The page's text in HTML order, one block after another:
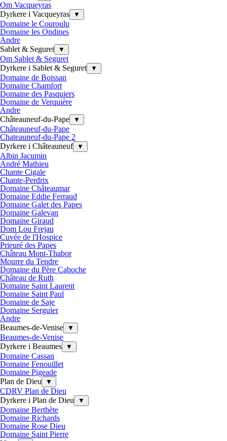
Om Vacqueyras
Dyrkere i Vacqueyras
▼
Domaine le Couroulu
Domaine les Ondines
Andre
Sablet & Seguret
▼
Om Sablet & Seguret
Dyrkere i Sablet & Seguret
▼
Domaine de Boissan
Domaine Chamfort
Domaine des Pasquiers
Domaine de Verquière
Andre
Châteauneuf-du-Pape
▼
Châteauneuf-du-Pape
Chateauneuf-du-Pape 2
Dyrkere i Châteauneuf
▼
Albin Jacumin
André Mathieu
Chante Cigale
Chante-Perdrix
Domaine Châteaumar
Domaine Eddie Ferraud
Domaine Galet des Papes
Domaine Galevan
Domaine Giraud
Dom Lou Frejau
Cuvée de l'Hospice
Prieuré des Papes
Château Mont-Thabor
Mourre du Tendre
Domaine du Père Caboche
Château de Ruth
Domaine Saint Laurent
Domaine Saint Paul
Domaine de Saje
Domaine Serguier
Andre
Beaumes-de-Venise
▼
Beaumes-de-Venise
Dyrkere i Beaumes
▼
Domaine Cassan
Domaine Fenouillet
Domaine Pigeade
Plan de Dieu
▼
CDRV Plan de Dieu
Dyrkere i Plan de Dieu
▼
Domaine Berthète
Domaine Richards
Domaine Rose Dieu
Domaine Saint Pierre